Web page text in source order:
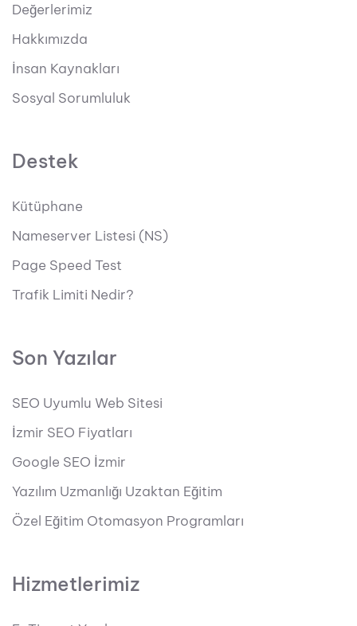
Değerlerimiz
Hakkımızda
İnsan Kaynakları
Sosyal Sorumluluk
Destek
Kütüphane
Nameserver Listesi (NS)
Page Speed Test
Trafik Limiti Nedir?
Son Yazılar
SEO Uyumlu Web Sitesi
İzmir SEO Fiyatları
Google SEO İzmir
Yazılım Uzmanlığı Uzaktan Eğitim
Özel Eğitim Otomasyon Programları
Hizmetlerimiz